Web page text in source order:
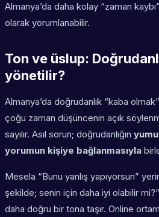
Almanya’da daha kolay “zaman
olarak yorumlanabilir.
Ton ve üslup:
yönetilir?
Almanya’da doğrudanlık “kaba
çoğu zaman düşüncenin açık
sayılır. Asıl sorun; doğrudanlığın
yorumun kişiye bağlanmasıyla
Mesela “Bunu yanlış yapıyorsun”
şekilde; senin için daha iyi olabilir
daha doğru bir tona taşır. Online